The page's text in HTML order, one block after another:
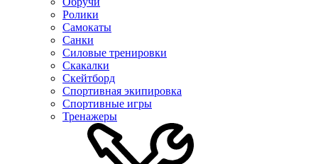
Ролики
Самокаты
Санки
Силовые тренировки
Скакалки
Скейтборд
Спортивная экипировка
Спортивные игры
Тренажеры